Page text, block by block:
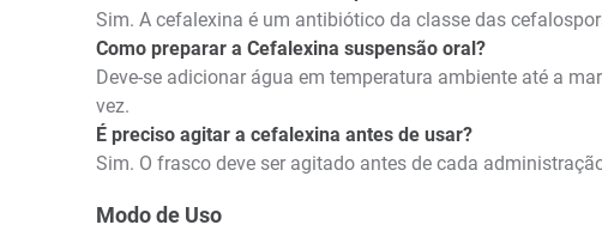
Sim. A cefalexina é um antibiótico da classe das
Como preparar a Cefalexina suspensão oral?
Deve-se adicionar água em temperatura ambiente até a
vez.
É preciso agitar a cefalexina antes de usar?
Sim. O frasco deve ser agitado antes de cada
Modo de Uso